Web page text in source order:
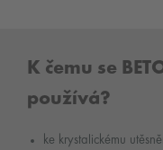
K čemu se
používá?
ke krystalickému